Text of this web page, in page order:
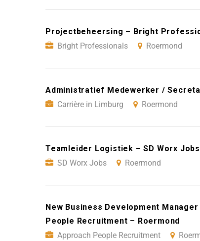
Projectbeheersing – Bright
Bright Professionals
Roermond
Administratief Medewerker /
Carrière in Limburg
Roermond
Teamleider Logistiek – SD Worx
SD Worx Jobs
Roermond
New Business Development
People Recruitment – Roermond
Approach People Recruitment